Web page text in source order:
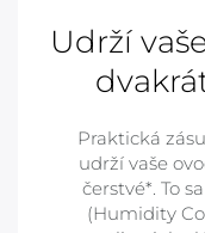
Udrží
Praktická
udrží vaše
čerstvé*. To
(Humidity